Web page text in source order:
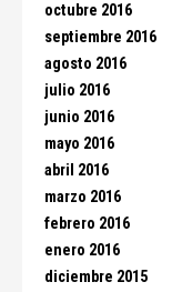
octubre 2016
septiembre 2016
agosto 2016
julio 2016
junio 2016
mayo 2016
abril 2016
marzo 2016
febrero 2016
enero 2016
diciembre 2015